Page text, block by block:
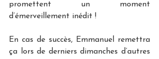
promettent un moment
d’émerveillement inédit !
En cas de succès, Emmanuel remettra
ça lors de derniers dimanches d’autres